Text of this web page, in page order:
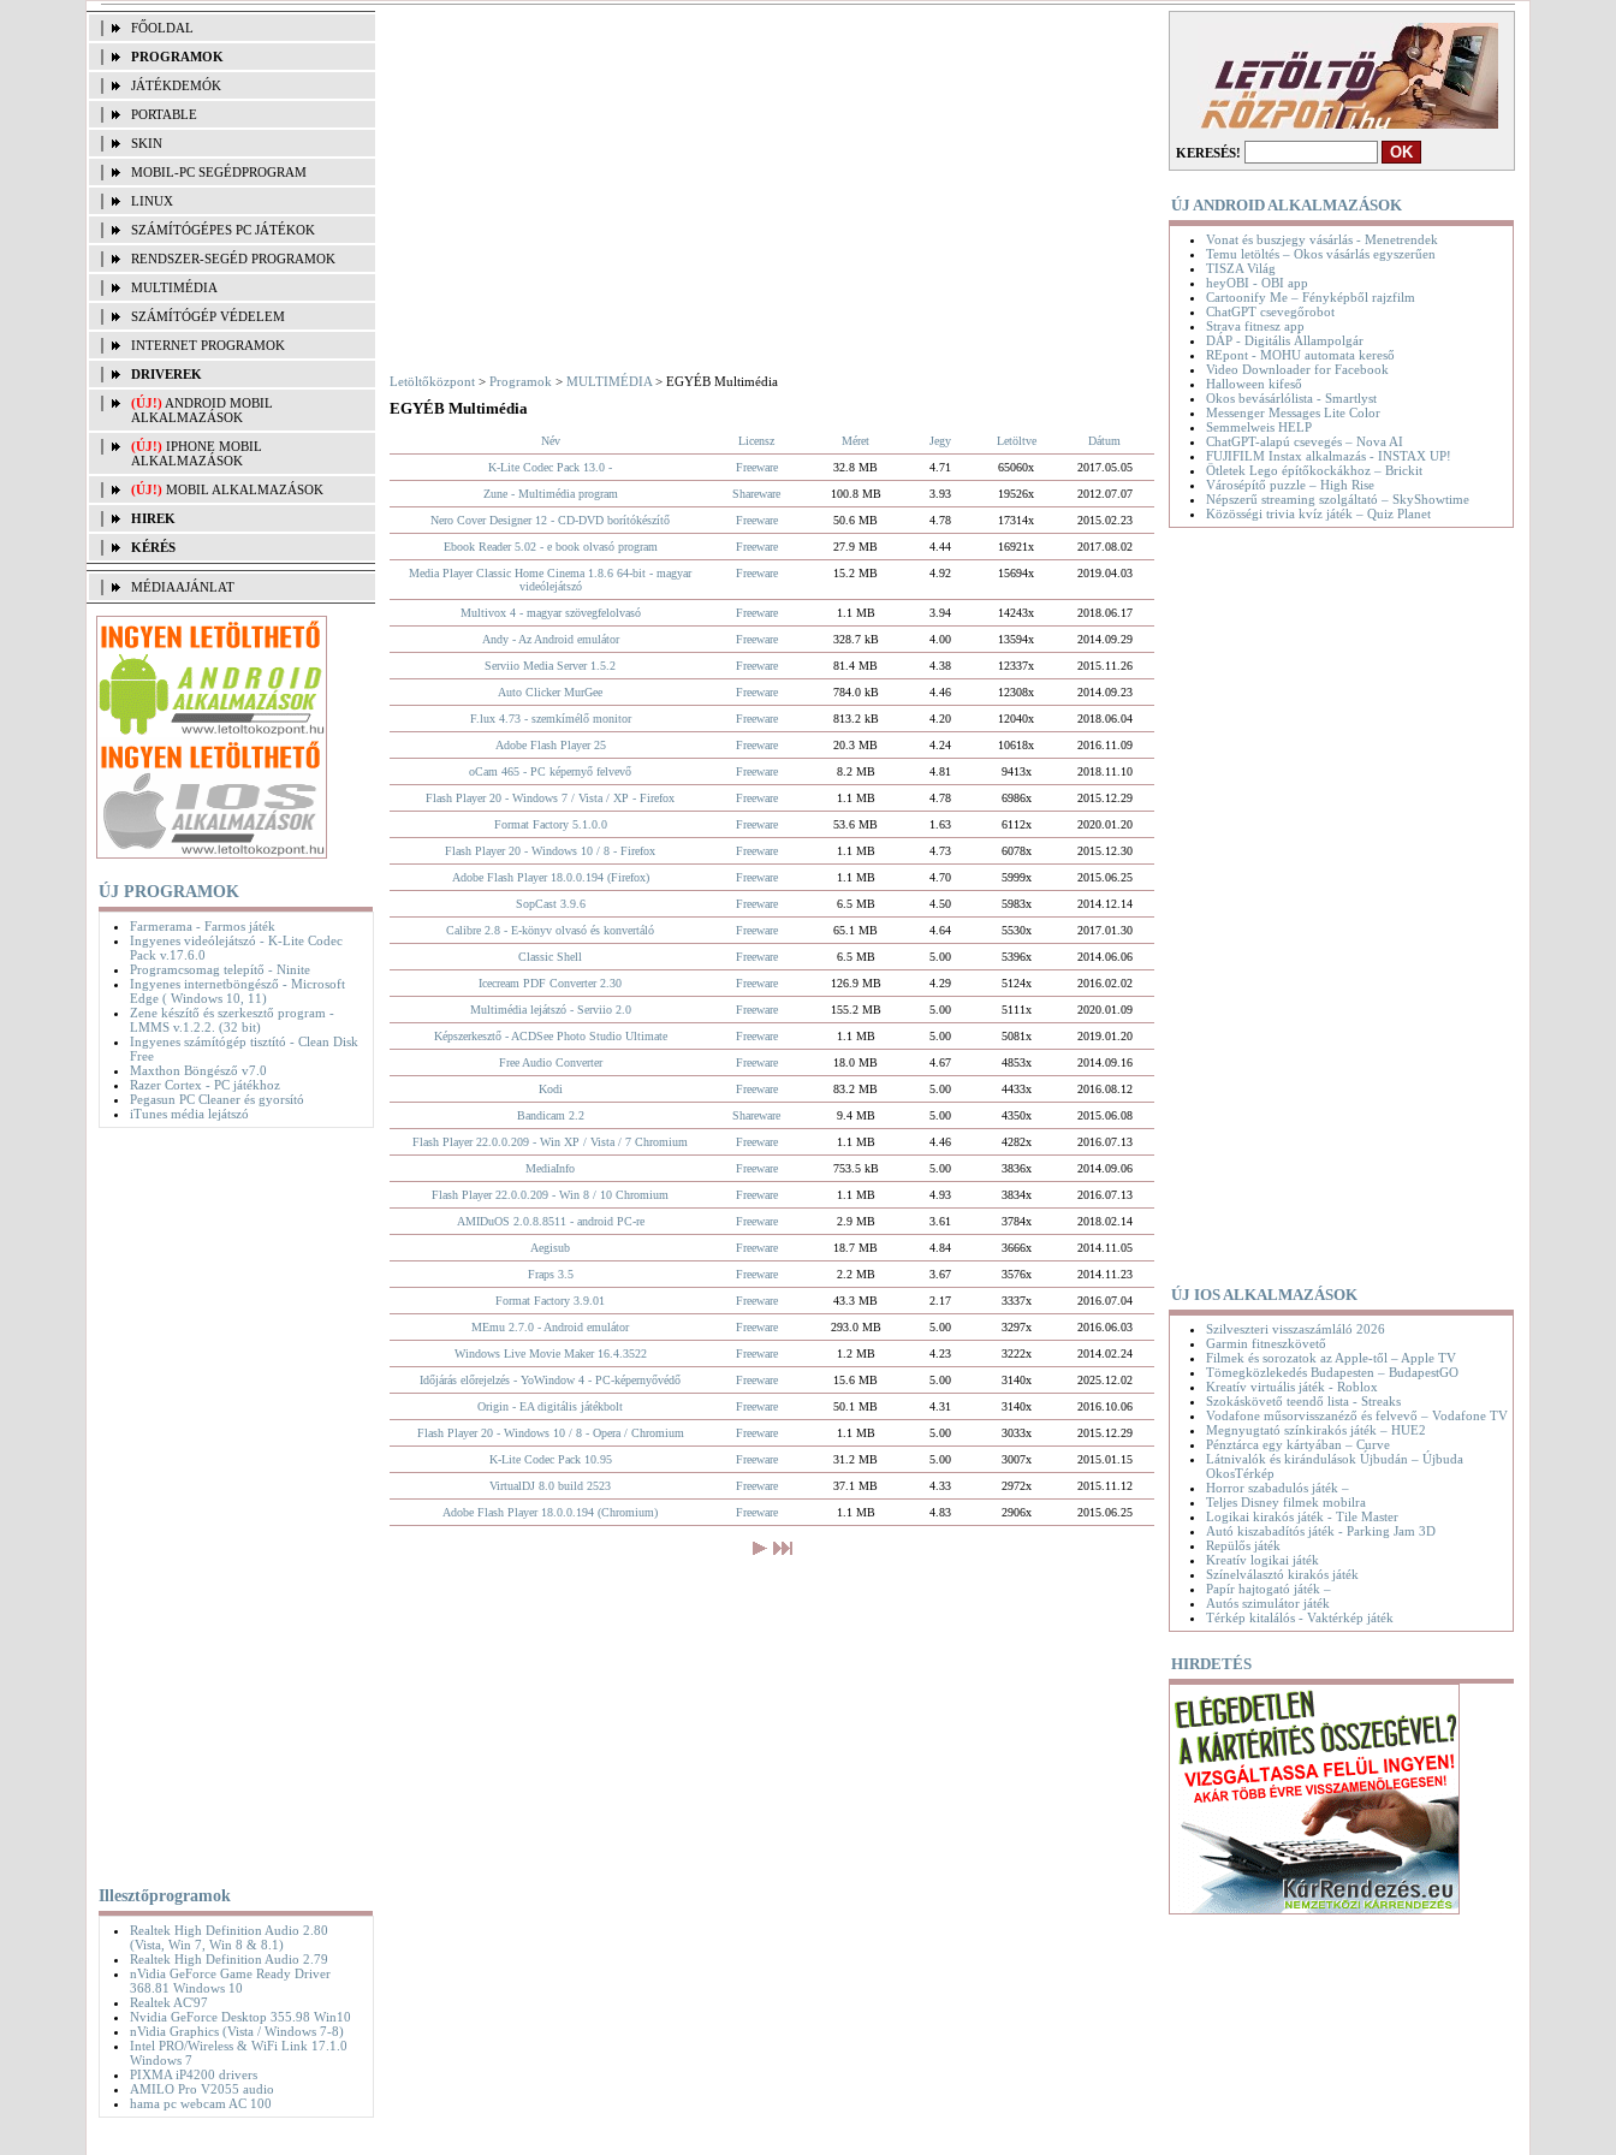
FŐOLDAL
PROGRAMOK
JÁTÉKDEMÓK
PORTABLE
SKIN
MOBIL-PC SEGÉDPROGRAM
LINUX
SZÁMÍTÓGÉPES PC JÁTÉKOK
RENDSZER-SEGÉD PROGRAMOK
MULTIMÉDIA
SZÁMÍTÓGÉP VÉDELEM
INTERNET PROGRAMOK
DRIVEREK
(ÚJ!) ANDROID MOBIL
ALKALMAZÁSOK
(ÚJ!) IPHONE MOBIL
ALKALMAZÁSOK
(ÚJ!) MOBIL ALKALMAZÁSOK
HIREK
KÉRÉS
MÉDIAAJÁNLAT
ÚJ PROGRAMOK
Farmerama - Farmos játék
Ingyenes videólejátszó - K-Lite Codec
Pack v.17.6.0
Programcsomag telepítő - Ninite
Ingyenes internetböngésző - Microsoft
Edge ( Windows 10, 11)
Zene készítő és szerkesztő program -
LMMS v.1.2.2. (32 bit)
Ingyenes számítógép tisztító - Clean Disk
Free
Maxthon Böngésző v7.0
Razer Cortex - PC játékhoz
Pegasun PC Cleaner és gyorsító
iTunes média lejátszó
Illesztőprogramok
Realtek High Definition Audio 2.80
(Vista, Win 7, Win 8 & 8.1)
Realtek High Definition Audio 2.79
nVidia GeForce Game Ready Driver
368.81 Windows 10
Realtek AC'97
Nvidia GeForce Desktop 355.98 Win10
nVidia Graphics (Vista / Windows 7-8)
Intel PRO/Wireless & WiFi Link 17.1.0
Windows 7
PIXMA iP4200 drivers
AMILO Pro V2055 audio
hama pc webcam AC 100
Letöltőközpont > Programok > MULTIMÉDIA > EGYÉB Multimédia
EGYÉB Multimédia
Név Licensz Méret Jegy Letöltve
Dátum
K-Lite Codec Pack 13.0 -
Freeware 32.8 MB 4.71 65060x
2017.05.05
Zune - Multimédia program
Shareware 100.8 MB 3.93 19526x
2012.07.07
Nero Cover Designer 12 - CD-DVD borítókészítő
Freeware 50.6 MB 4.78 17314x
2015.02.23
Ebook Reader 5.02 - e book olvasó program
Freeware 27.9 MB 4.44 16921x
2017.08.02
Media Player Classic Home Cinema 1.8.6 64-bit - magyar
videólejátszó
Freeware 15.2 MB 4.92 15694x 2019.04.03
Multivox 4 - magyar szövegfelolvasó Freeware 1.1 MB 3.94 14243x
2018.06.17
Andy - Az Android emulátor
Freeware 328.7 kB 4.00 13594x
2014.09.29
Serviio Media Server 1.5.2
Freeware 81.4 MB 4.38 12337x
2015.11.26
Auto Clicker MurGee
Freeware 784.0 kB 4.46 12308x
2014.09.23
F.lux 4.73 - szemkímélő monitor
Freeware 813.2 kB 4.20 12040x
2018.06.04
Adobe Flash Player 25
Freeware 20.3 MB 4.24 10618x
2016.11.09
oCam 465 - PC képernyő felvevő
Freeware 8.2 MB 4.81 9413x
2018.11.10
Flash Player 20 - Windows 7 / Vista / XP - Firefox
Freeware 1.1 MB 4.78 6986x
2015.12.29
Format Factory 5.1.0.0
Freeware 53.6 MB 1.63 6112x
2020.01.20
Flash Player 20 - Windows 10 / 8 - Firefox
Freeware 1.1 MB 4.73 6078x
2015.12.30
Adobe Flash Player 18.0.0.194 (Firefox)
Freeware 1.1 MB 4.70 5999x
2015.06.25
SopCast 3.9.6
Freeware 6.5 MB 4.50 5983x
2014.12.14
Calibre 2.8 - E-könyv olvasó és konvertáló
Freeware 65.1 MB 4.64 5530x
2017.01.30
Classic Shell
Freeware 6.5 MB 5.00 5396x
2014.06.06
Icecream PDF Converter 2.30
Freeware 126.9 MB 4.29 5124x
2016.02.02
Multimédia lejátszó - Serviio 2.0
Freeware 155.2 MB 5.00 5111x
2020.01.09
Képszerkesztő - ACDSee Photo Studio Ultimate
Freeware 1.1 MB 5.00 5081x
2019.01.20
Free Audio Converter
Freeware 18.0 MB 4.67 4853x
2014.09.16
Kodi
Freeware 83.2 MB 5.00 4433x
2016.08.12
Bandicam 2.2
Shareware 9.4 MB 5.00 4350x
2015.06.08
Flash Player 22.0.0.209 - Win XP / Vista / 7 Chromium
Freeware 1.1 MB 4.46 4282x
2016.07.13
MediaInfo
Freeware 753.5 kB 5.00 3836x
2014.09.06
Flash Player 22.0.0.209 - Win 8 / 10 Chromium
Freeware 1.1 MB 4.93 3834x
2016.07.13
AMIDuOS 2.0.8.8511 - android PC-re
Freeware 2.9 MB 3.61 3784x
2018.02.14
Aegisub
Freeware 18.7 MB 4.84 3666x
2014.11.05
Fraps 3.5
Freeware 2.2 MB 3.67 3576x
2014.11.23
Format Factory 3.9.01
Freeware 43.3 MB 2.17 3337x
2016.07.04
MEmu 2.7.0 - Android emulátor
Freeware 293.0 MB 5.00 3297x
2016.06.03
Windows Live Movie Maker 16.4.3522
Freeware 1.2 MB 4.23 3222x
2014.02.24
Időjárás előrejelzés - YoWindow 4 - PC-képernyővédő
Freeware 15.6 MB 5.00 3140x
2025.12.02
Origin - EA digitális játékbolt
Freeware 50.1 MB 4.31 3140x
2016.10.06
Flash Player 20 - Windows 10 / 8 - Opera / Chromium
Freeware 1.1 MB 5.00 3033x
2015.12.29
K-Lite Codec Pack 10.95
Freeware 31.2 MB 5.00 3007x
2015.01.15
VirtualDJ 8.0 build 2523
Freeware 37.1 MB 4.33 2972x
2015.11.12
Adobe Flash Player 18.0.0.194 (Chromium)
Freeware 1.1 MB 4.83 2906x 2015.06.25
KERESÉS!
ÚJ ANDROID ALKALMAZÁSOK
Vonat és buszjegy vásárlás - Menetrendek
Temu letöltés – Okos vásárlás egyszerűen
TISZA Világ
heyOBI - OBI app
Cartoonify Me – Fényképből rajzfilm
ChatGPT csevegőrobot
Strava fitnesz app
DÁP - Digitális Állampolgár
REpont - MOHU automata kereső
Video Downloader for Facebook
Halloween kifeső
Okos bevásárlólista - Smartlyst
Messenger Messages Lite Color
Semmelweis HELP
ChatGPT-alapú csevegés – Nova AI
FUJIFILM Instax alkalmazás - INSTAX UP!
Ötletek Lego építőkockákhoz – Brickit
Városépítő puzzle – High Rise
Népszerű streaming szolgáltató – SkyShowtime
Közösségi trivia kvíz játék – Quiz Planet
ÚJ IOS ALKALMAZÁSOK
Szilveszteri visszaszámláló 2026
Garmin fitneszkövető
Filmek és sorozatok az Apple-től – Apple TV
Tömegközlekedés Budapesten – BudapestGO
Kreatív virtuális játék - Roblox
Szokáskövető teendő lista - Streaks
Vodafone műsorvisszanéző és felvevő – Vodafone TV
Megnyugtató színkirakós játék – HUE2
Pénztárca egy kártyában – Curve
Látnivalók és kirándulások Újbudán – Újbuda
OkosTérkép
Horror szabadulós játék –
Teljes Disney filmek mobilra
Logikai kirakós játék - Tile Master
Autó kiszabadítós játék - Parking Jam 3D
Repülős játék
Kreatív logikai játék
Színelválasztó kirakós játék
Papír hajtogató játék –
Autós szimulátor játék
Térkép kitalálós - Vaktérkép játék
HIRDETÉS